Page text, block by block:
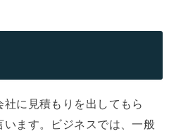
社に見積もりを出してもら
ます。ビジネスでは、一般